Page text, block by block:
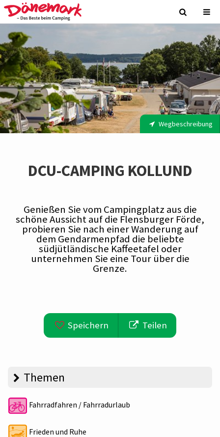
Wegbeschreibung
DCU-CAMPING KOLLUND
Genießen Sie vom Campingplatz aus die
schöne Aussicht auf die Flensburger Förde,
probieren Sie nach einer Wanderung auf
dem Gendarmenpfad die beliebte
südjütländische Kaffeetafel oder
unternehmen Sie eine Tour über die
Grenze.
Speichern Teilen
Themen
Fahrradfahren / Fahrradurlaub
Frieden und Ruhe